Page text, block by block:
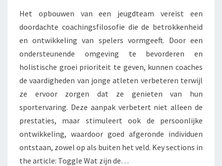
Het opbouwen van een jeugdteam vereist een
doordachte coachingsfilosofie die de betrokkenheid
en ontwikkeling van spelers vormgeeft. Door een
ondersteunende omgeving te bevorderen en
holistische groei prioriteit te geven, kunnen coaches
de vaardigheden van jonge atleten verbeteren terwijl
ze ervoor zorgen dat ze genieten van hun
sportervaring. Deze aanpak verbetert niet alleen de
prestaties, maar stimuleert ook de persoonlijke
ontwikkeling, waardoor goed afgeronde individuen
ontstaan, zowel op als buiten het veld. Key sections in
the article: Toggle Wat zijn de…